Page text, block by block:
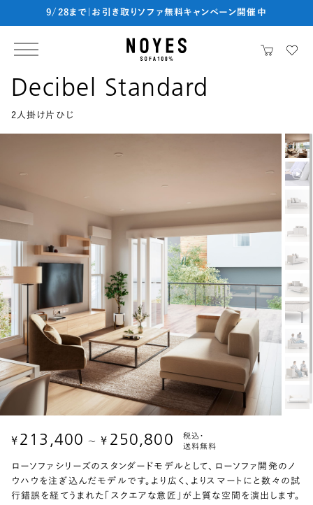
9/28まで|お引き取りソファ無料キャンペーン開催中
Decibel Standard
2人掛け片ひじ
¥ 213,400 〜 ¥ 250,800
税込・
送料無料
ローソファシリーズのスタンダードモデルとして、ローソファ開発のノ
ウハウを注ぎ込んだモデルです。より広く、よりスマートにと数々の試
行錯誤を経てうまれた「スクエアな意匠」が上質な空間を演出します。